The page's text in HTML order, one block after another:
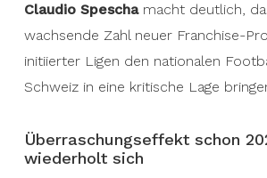
Claudio Speschamacht deutlich,
wachsende Zahl neuer Franchise-
initiierter Ligen den nationalen
Schweiz in eine kritische Lage
Überraschungseffekt schon
wiederholt sich